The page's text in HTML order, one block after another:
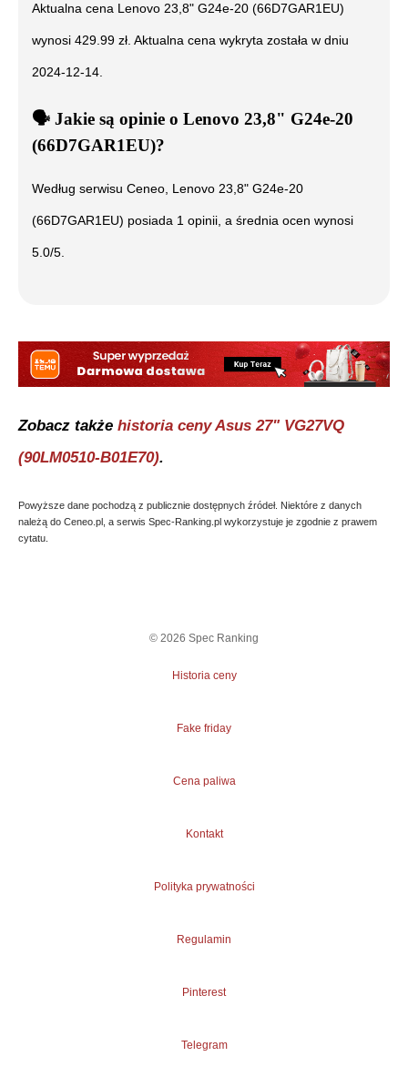
Aktualna cena Lenovo 23,8" G24e-20 (66D7GAR1EU)
wynosi 429.99 zł. Aktualna cena wykryta została w dniu
2024-12-14.
🗣️ ️ Jakie są opinie o Lenovo 23,8" G24e-20
(66D7GAR1EU)?
Według serwisu Ceneo, Lenovo 23,8" G24e-20
(66D7GAR1EU) posiada 1 opinii, a średnia ocen wynosi
5.0/5.
Zobacz także historia cenyAsus 27" VG27VQ
(90LM0510-B01E70).
Powyższe dane pochodzą z publicznie dostępnych źródeł. Niektóre z danych
należą do Ceneo.pl, a serwis Spec-Ranking.pl wykorzystuje je zgodnie z prawem
cytatu.
© 2026 Spec Ranking
Historia ceny
Fake friday
Cena paliwa
Kontakt
Polityka prywatności
Regulamin
Pinterest
Telegram